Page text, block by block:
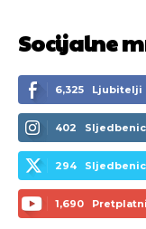
Ovim putem
odlučili da pustite
Objavi.ba
[wpuf_form
Ovim putem
odlučili da pustite
Objavi.ba
[wpuf_form
Socijalne
6,325 Ljubitelji
402
294
1,690